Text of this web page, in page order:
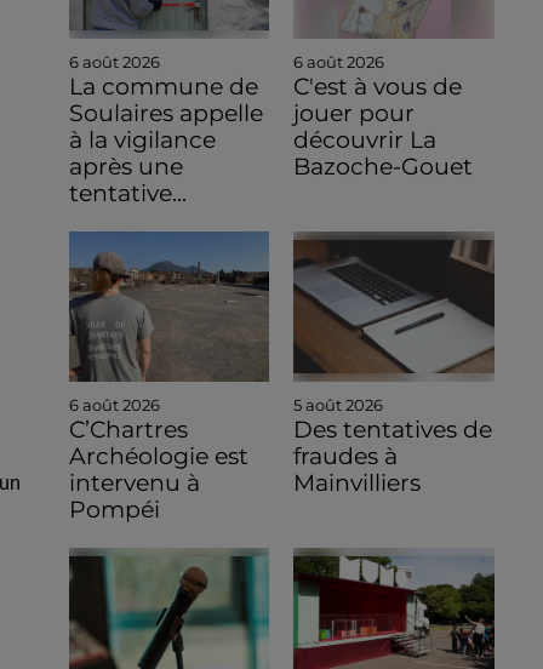
6 août 2026
La commune de
Soulaires appelle
à la vigilance
après une
tentative...
6 août 2026
C'est à vous de
jouer pour
découvrir La
Bazoche-Gouet
6 août 2026
C’Chartres
Archéologie est
intervenu à
Pompéi
5 août 2026
Des tentatives de
fraudes à
Mainvilliers